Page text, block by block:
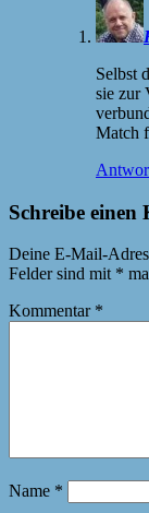
Selbst
sie zur
Match
Schreibe einen
Deine E-Mail-
Felder sind mit *
Kommentar *
Name *